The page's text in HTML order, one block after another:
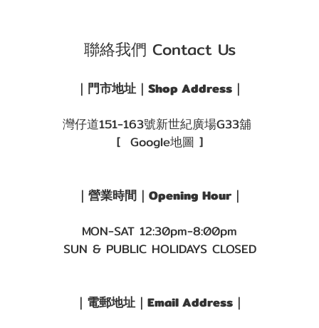
聯絡我們 Contact Us
｜門市地址｜Shop Address｜
灣仔道151-163號新世紀廣場G33舖
[ Google地圖 ]
｜營業時間｜Opening Hour｜
MON-SAT 12:30pm-8:00pm
SUN & PUBLIC HOLIDAYS CLOSED
｜電郵地址｜Email Address｜